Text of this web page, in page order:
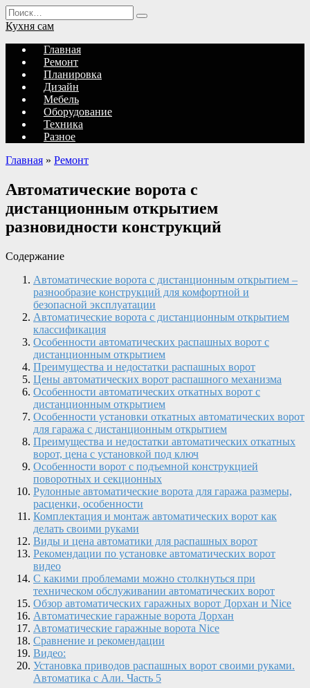
Перейти
к
содержанию
Search
for:
Кухня сам
Главная
Ремонт
Планировка
Дизайн
Мебель
Оборудование
Техника
Разное
Главная » Ремонт
Автоматические ворота с
дистанционным открытием
разновидности конструкций
Содержание
Автоматические ворота с дистанционным открытием –
разнообразие конструкций для комфортной и
безопасной эксплуатации
Автоматические ворота с дистанционным открытием
классификация
Особенности автоматических распашных ворот с
дистанционным открытием
Преимущества и недостатки распашных ворот
Цены автоматических ворот распашного механизма
Особенности автоматических откатных ворот с
дистанционным открытием
Особенности установки откатных автоматических ворот
для гаража с дистанционным открытием
Преимущества и недостатки автоматических откатных
ворот, цена с установкой под ключ
Особенности ворот с подъемной конструкцией
поворотных и секционных
Рулонные автоматические ворота для гаража размеры,
расценки, особенности
Комплектация и монтаж автоматических ворот как
делать своими руками
Виды и цена автоматики для распашных ворот
Рекомендации по установке автоматических ворот
видео
С какими проблемами можно столкнуться при
техническом обслуживании автоматических ворот
Обзор автоматических гаражных ворот Дорхан и Nice
Автоматические гаражные ворота Дорхан
Автоматические гаражные ворота Nice
Сравнение и рекомендации
Видео:
Установка приводов распашных ворот своими руками.
Автоматика с Али. Часть 5